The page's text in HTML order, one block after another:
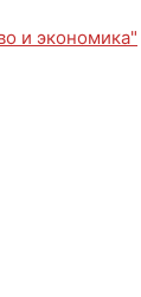
и экономика"